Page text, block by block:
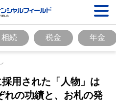
相続 税金 年金
用された「人物」は
れの功績と、お札の発